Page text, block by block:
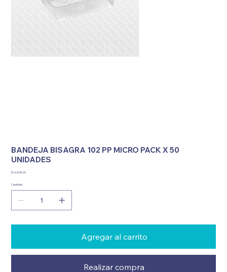
BANDEJA BISAGRA 102 PP MICRO PACK X 50
UNIDADES
Precio
$ 16.008,00
Cantidad
Agregar al carrito
Realizar compra